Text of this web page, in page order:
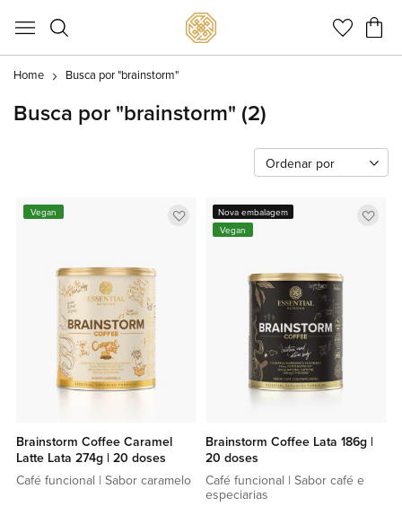
Meu
Home Busca por "brainstorm"
Busca por "brainstorm" (2)
Ordenar por
Adicionar
Vegan
Brainstorm Coffee Caramel
Latte Lata 274g | 20 doses
Café funcional | Sabor caramelo
Nova embalagem
Vegan
Brainstorm Coffee Lata 186g |
20 doses
Café funcional | Sabor café e
especiarias